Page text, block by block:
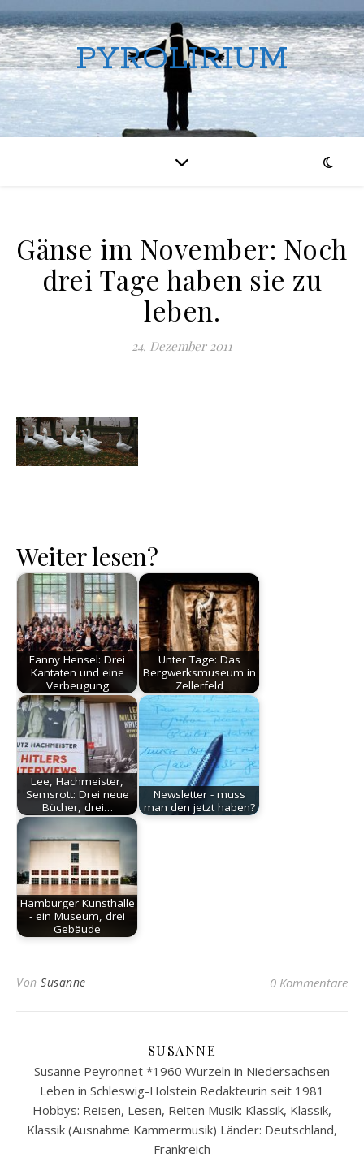
PYROLIRIUM
Gänse im November: Noch
drei Tage haben sie zu
leben.
24. Dezember 2011
Weiter lesen?
Fanny Hensel: Drei
Kantaten und eine
Verbeugung
Unter Tage: Das
Bergwerksmuseum in
Zellerfeld
Lee, Hachmeister,
Semsrott: Drei neue
Bücher, drei…
Newsletter - muss
man den jetzt haben?
Hamburger Kunsthalle
- ein Museum, drei
Gebäude
Von Susanne 0 Kommentare
SUSANNE
Susanne Peyronnet *1960 Wurzeln in Niedersachsen
Leben in Schleswig-Holstein Redakteurin seit 1981
Hobbys: Reisen, Lesen, Reiten Musik: Klassik, Klassik,
Klassik (Ausnahme Kammermusik) Länder: Deutschland,
Frankreich